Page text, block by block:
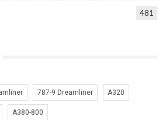
481
787-9 Dreamliner A320
A380-800